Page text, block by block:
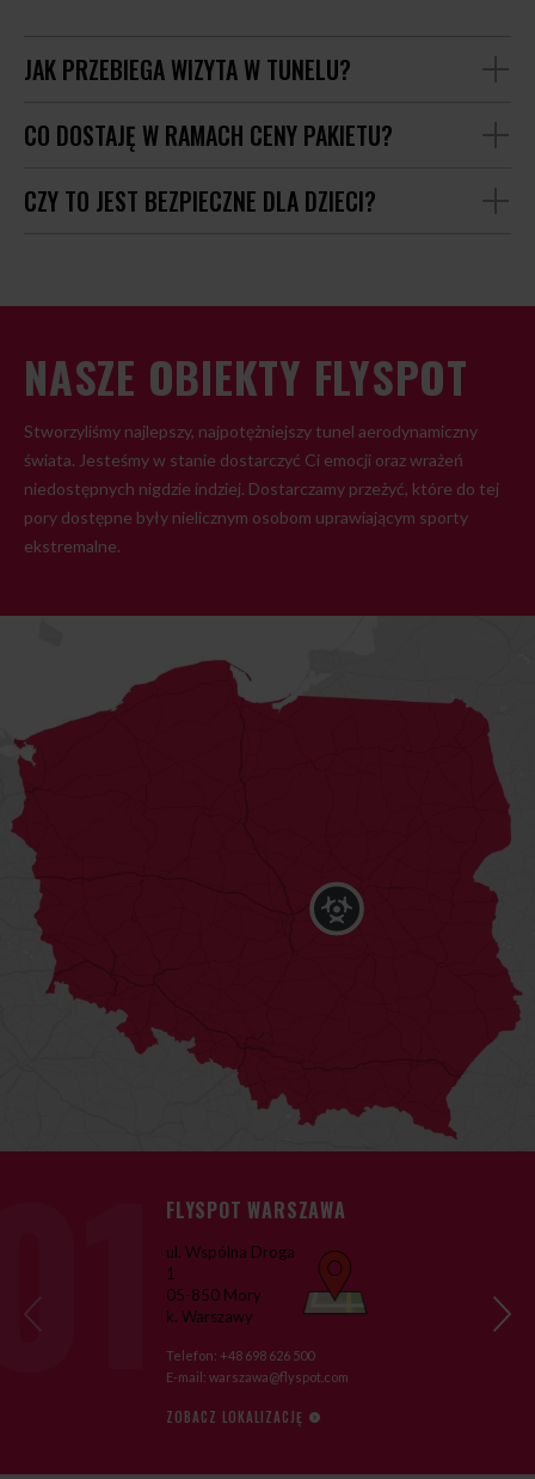
JAK PRZEBIEGA WIZYTA W TUNELU?
CO DOSTAJĘ W RAMACH CENY PAKIETU?
CZY TO JEST BEZPIECZNE DLA DZIECI?
NASZE OBIEKTY FLYSPOT
Stworzyliśmy najlepszy, najpotężniejszy tunel aerodynamiczny
świata. Jesteśmy w stanie dostarczyć Ci emocji oraz wrażeń
niedostępnych nigdzie indziej. Dostarczamy przeżyć, które do tej
pory dostępne były nielicznym osobom uprawiającym sporty
ekstremalne.
FLYSPOT WARSZAWA
ul. Wspólna Droga
1
05-850 Mory
k. Warszawy
Telefon: +48 698 626 500
E-mail: warszawa@flyspot.com
ZOBACZ LOKALIZACJĘ
‹
›